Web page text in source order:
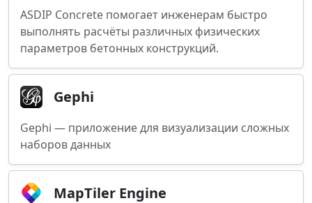
ASDIP Concrete помогает инженерам быстро
выполнять расчёты различных физических
параметров бетонных конструкций.
Gephi
Gephi — приложение для визуализации сложных
наборов данных
MapTiler Engine